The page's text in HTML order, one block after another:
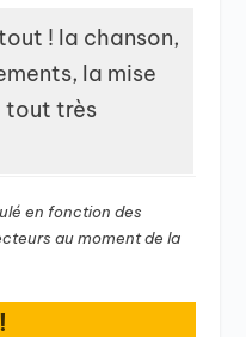
! la chanson,
la mise
tout très
en fonction des
au moment de la